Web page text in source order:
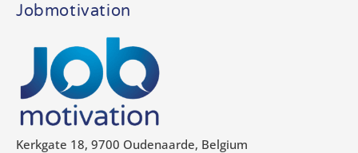
Jobmotivation
Kerkgate 18, 9700 Oudenaarde, Belgium